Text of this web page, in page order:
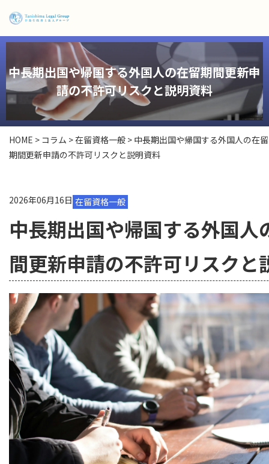
中長期出国や帰国する外国人の在留期間更新申
請の不許可リスクと説明資料
HOME > コラム >在留資格一般 > 中長期出国や帰国する外国人の在留
期間更新申請の不許可リスクと説明資料
2026年06月16日 在留資格一般
中長期出国や帰国する外国人
間更新申請の不許可リスクと